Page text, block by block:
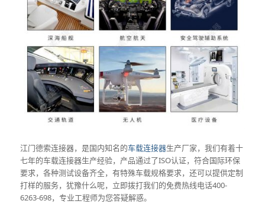
江门德索连接器，是国内知名的车载连接器生产厂家，我们有着十
七年的车载连接器生产经验，产品通过了ISO认证，符合国际环保
要求，各种测试设备齐全，有特殊车载规格要求，还可以提供定制
打样的服务，犹豫什么呢，立即拨打我们的免费热线电话400-
6263-698，专业工程师为您答疑解惑。